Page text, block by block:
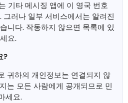
기타 메시징 앱에 이 영국 번호
그러나 일부 서비스에서는 알려진
니다. 작동하지 않으면 목록에 있
요.
?
귀하의 개인정보는 연결되지 않
는 모든 사람에게 공개되므로 민
세요.